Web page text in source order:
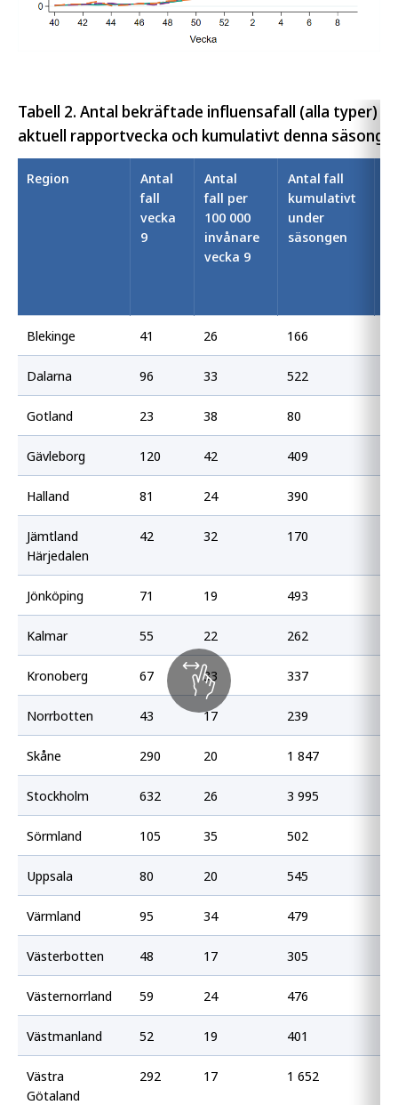
Tabell 2. Antal bekräftade influensafall (alla typer)
aktuell rapportvecka och kumulativt denna säsong.
Region
Antal
fall
vecka
9
Antal
fall per
100 000
invånare
vecka 9
Antal fall
kumulativt
under
säsongen
Blekinge 41 26 166
Dalarna 96 33 522
Gotland 23 38 80
Gävleborg 120 42 409
Halland 81 24 390
Jämtland
Härjedalen
42 32 170
Jönköping 71 19 493
Kalmar 55 22 262
Kronoberg 67 33 337
Norrbotten 43 17 239
Skåne 290 20 1 847
Stockholm 632 26 3 995
Sörmland 105 35 502
Uppsala 80 20 545
Värmland 95 34 479
Västerbotten 48 17 305
Västernorrland 59 24 476
Västmanland 52 19 401
Västra
Götaland
292 17 1 652